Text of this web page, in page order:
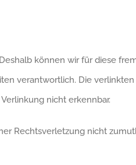
können wir für diese
verantwortlich. Die
nicht erkennbar.
Rechtsverletzung nicht